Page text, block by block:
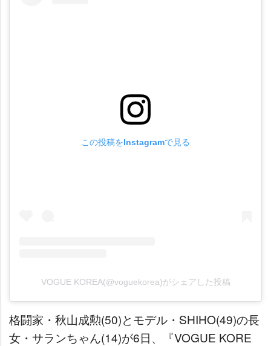
この投稿をInstagramで見る
VOGUE KOREA(@voguekorea)がシェアした投稿
格闘家・秋山成勲(50)とモデル・SHIHO(49)の長
女・サランちゃん(14)が6日、『VOGUE KORE